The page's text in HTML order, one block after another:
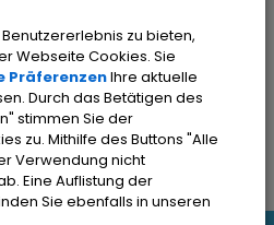
Stellenangebote in
an.
zu bieten,
Webseite Cookies. Sie
PräferenzenIhre aktuelle
Durch das Betätigen des
stimmen Sie der
zu. Mithilfe des Buttons "Alle
Verwendung nicht
Eine Auflistung der
Sie ebenfalls in unseren